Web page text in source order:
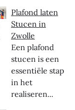
Plafond laten
Stucen in
Zwolle
Een plafond
stucen is een
essentiële stap
in het
realiseren...